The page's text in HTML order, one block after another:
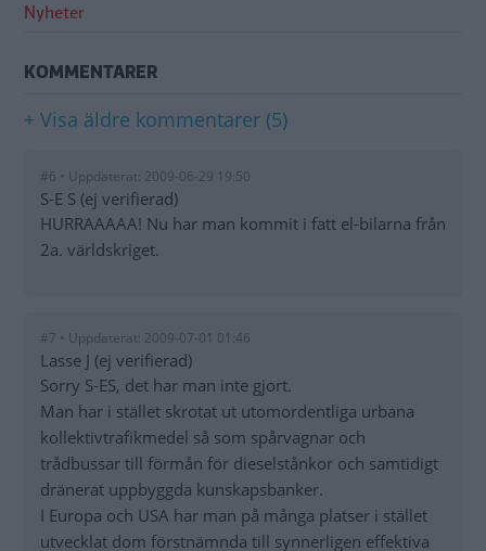
Nyheter
KOMMENTARER
+ Visa äldre kommentarer (5)
#6 • Uppdaterat: 2009-06-29 19:50
S-E S (ej verifierad)
HURRAAAAA! Nu har man kommit i fatt el-bilarna från
2a. världskriget.
#7 • Uppdaterat: 2009-07-01 01:46
Lasse J (ej verifierad)
Sorry S-ES, det har man inte gjort.
Man har i stället skrotat ut utomordentliga urbana
kollektivtrafikmedel så som spårvagnar och
trådbussar till förmån för dieselstånkor och samtidigt
dränerat uppbyggda kunskapsbanker.
I Europa och USA har man på många platser i stället
utvecklat dom förstnämnda till synnerligen effektiva